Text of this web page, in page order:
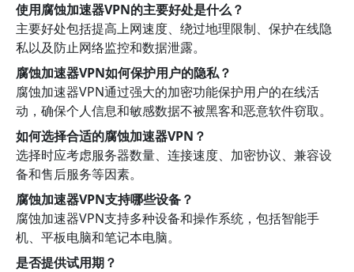
使用腐蚀加速器VPN的主要好处是什么？
主要好处包括提高上网速度、绕过地理限制、保护在线隐
私以及防止网络监控和数据泄露。
腐蚀加速器VPN如何保护用户的隐私？
腐蚀加速器VPN通过强大的加密功能保护用户的在线活
动，确保个人信息和敏感数据不被黑客和恶意软件窃取。
如何选择合适的腐蚀加速器VPN？
选择时应考虑服务器数量、连接速度、加密协议、兼容设
备和售后服务等因素。
腐蚀加速器VPN支持哪些设备？
腐蚀加速器VPN支持多种设备和操作系统，包括智能手
机、平板电脑和笔记本电脑。
是否提供试用期？